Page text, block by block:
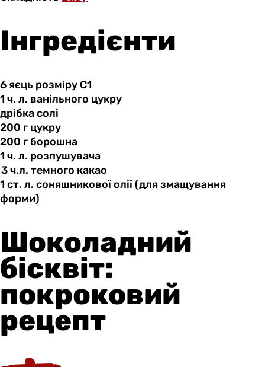
Інгредієнти
6 яєць розміру С1
1 ч. л. ванільного цукру
дрібка солі
200 г цукру
200 г борошна
1 ч. л. розпушувача
3 ч.л. темного какао
1 ст. л. соняшникової олії (для змащування
форми)
Шоколадний
бісквіт:
покроковий
рецепт